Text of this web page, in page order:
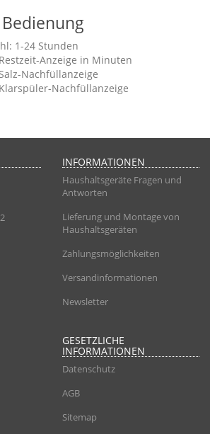
1-24 Stunden
Anzeige in Minuten
Nachfüllanzeige
Nachfüllanzeige
INFORMATIONEN
Haushaltsgeräte Fragen und
Antworten
Lieferung und Montage von
Haushaltsgeräten
Zahlungsmöglichkeiten
Versandinformationen
Newsletter
GESETZLICHE
INFORMATIONEN
Datenschutz
AGB
Sitemap